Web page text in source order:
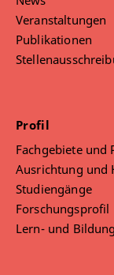
Veranstaltungen
Publikationen
Profil
Fachgebiete und
Ausrichtung und
Studiengänge
Forschungsprofil
Lern- und